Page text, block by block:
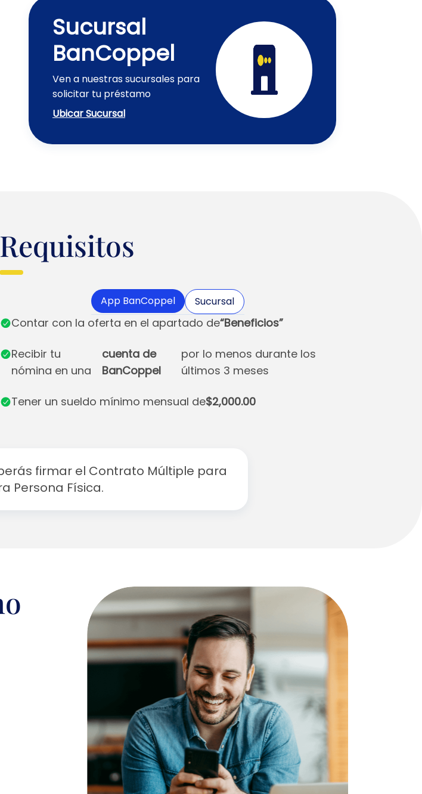
Sucursal
BanCoppel
Ven a nuestras sucursales para
solicitar tu préstamo
Ubicar Sucursal
Requisitos
App BanCoppel Sucursal
Contar con la oferta en el apartado de“Beneficios”
Recibir tu
nómina en una
cuenta de
BanCoppel
por lo menos durante los
últimos 3 meses
Tener un sueldo mínimo mensual de$2,000.00
firmar el Contrato Múltiple para
Persona Física.